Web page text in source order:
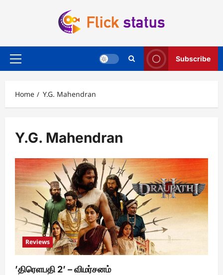
Primary
Subscribe
Home Y.G. Mahendran
Y.G. Mahendran
Reviews
’திரெளபதி 2’ – விமர்சனம்